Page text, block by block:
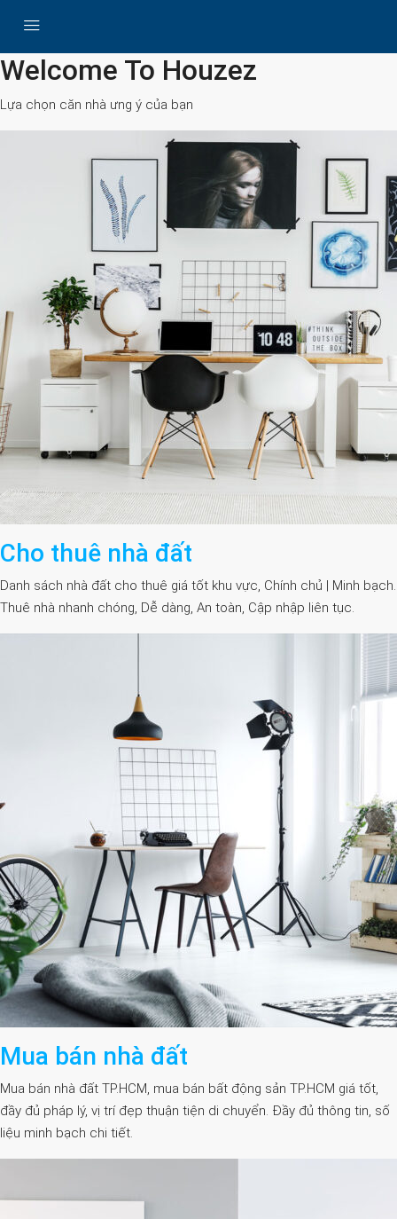
Search
Welcome To Houzez
Lựa chọn căn nhà ưng ý của bạn
Cho thuê nhà đất
Danh sách nhà đất cho thuê giá tốt khu vực, Chính chủ | Minh bạch.
Thuê nhà nhanh chóng, Dễ dàng, An toàn, Cập nhập liên tục.
Mua bán nhà đất
Mua bán nhà đất TP.HCM, mua bán bất động sản TP.HCM giá tốt,
đầy đủ pháp lý, vị trí đẹp thuận tiện di chuyển. Đầy đủ thông tin, số
liệu minh bạch chi tiết.